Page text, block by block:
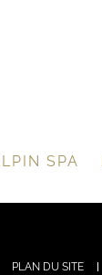
SPA
PLAN DU SITE